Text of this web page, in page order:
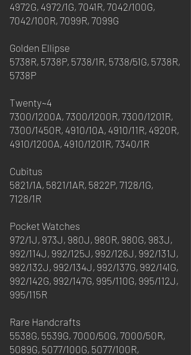
4972G, 4972/1G, 7041R, 7042/100G,
7042/100R, 7099R, 7099G
Golden Ellipse
5738R, 5738P, 5738/1R, 5738/51G, 5738R,
5738P
Twenty~4
7300/1200A, 7300/1200R, 7300/1201R,
7300/1450R, 4910/10A, 4910/11R, 4920R,
4910/1200A, 4910/1201R, 7340/1R
Cubitus
5821/1A, 5821/1AR, 5822P, 7128/1G,
7128/1R
Pocket Watches
972/1J, 973J, 980J, 980R, 980G, 983J,
992/114J, 992/125J, 992/126J, 992/131J,
992/132J, 992/134J, 992/137G, 992/141G,
992/142G, 992/147G, 995/110G, 995/112J,
995/115R
Rare Handcrafts
5538G, 5539G, 7000/50G, 7000/50R,
5089G, 5077/100G, 5077/100R,